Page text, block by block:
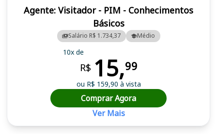
Agente: Visitador - PIM - Conhecimentos
Básicos
Salário R$ 1.734,37 Médio
10x de
R$ 15,99
ou R$ 159,90 à vista
Comprar Agora
Ver Mais